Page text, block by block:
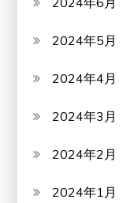
2024年5月
2024年4月
2024年3月
2024年2月
2024年1月